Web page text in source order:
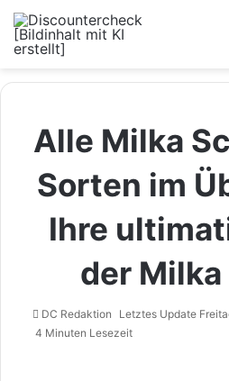
Alle Milka
Sorten im
Ihre
der Milka
DC Redaktion
Letztes Update
4 Minuten Lesezeit